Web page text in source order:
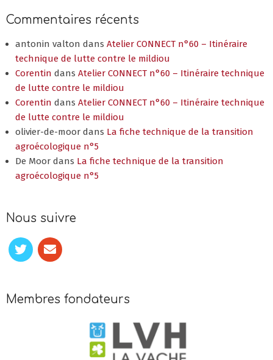
Commentaires récents
antonin valton dans Atelier CONNECT n°60 – Itinéraire
technique de lutte contre le mildiou
Corentin dans Atelier CONNECT n°60 – Itinéraire technique
de lutte contre le mildiou
Corentin dans Atelier CONNECT n°60 – Itinéraire technique
de lutte contre le mildiou
olivier-de-moor dans La fiche technique de la transition
agroécologique n°5
De Moor dans La fiche technique de la transition
agroécologique n°5
Nous suivre
Membres fondateurs